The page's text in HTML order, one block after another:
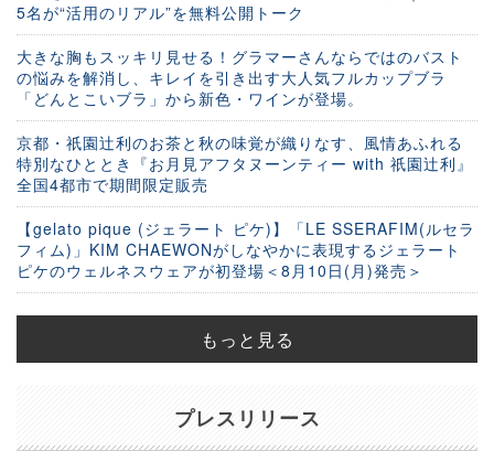
5名が“活用のリアル”を無料公開トーク
大きな胸もスッキリ見せる！グラマーさんならではのバスト
の悩みを解消し、キレイを引き出す大人気フルカップブラ
「どんとこいブラ」から新色・ワインが登場。
京都・祇園辻利のお茶と秋の味覚が織りなす、風情あふれる
特別なひととき『お月見アフタヌーンティー with 祇園辻利』
全国4都市で期間限定販売
【gelato pique (ジェラート ピケ)】「LE SSERAFIM(ルセラ
フィム)」KIM CHAEWONがしなやかに表現するジェラート
ピケのウェルネスウェアが初登場＜8月10日(月)発売＞
もっと見る
プレスリリース